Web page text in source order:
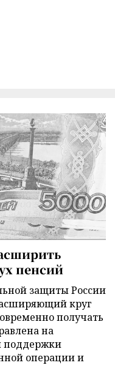
пенсий
защиты России
круг
получать
на
поддержки
операции и